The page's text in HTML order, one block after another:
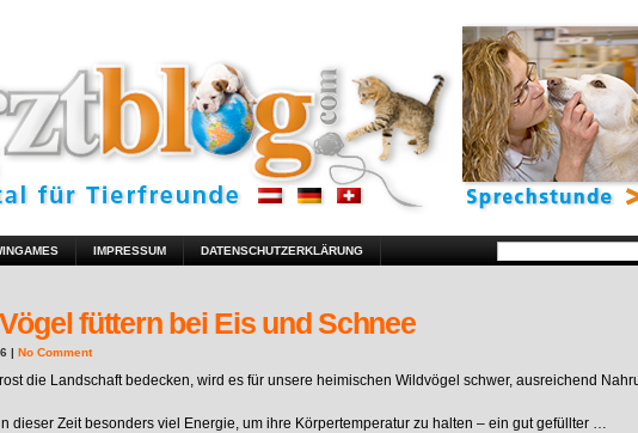
IMPRESSUM DATENSCHUTZERKLÄRUNG
füttern bei Eis und Schnee
| No Comment
die Landschaft bedecken, wird es für unsere heimischen Wildvögel schwer, ausreichend
dieser Zeit besonders viel Energie, um ihre Körpertemperatur zu halten – ein gut gefüllter …